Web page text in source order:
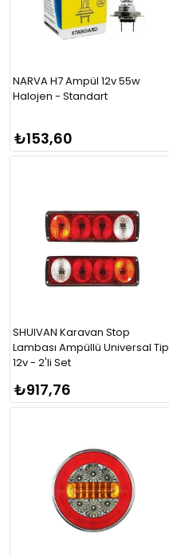
NARVA H7 Ampül 12v 55w
Halojen - Standart
₺153,60
SHUIVAN Karavan Stop
Lambası Ampüllü Universal Tip
12v - 2'li Set
₺917,76